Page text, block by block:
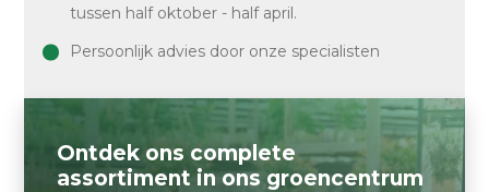
tussen half oktober - half april.
Persoonlijk advies door onze specialisten
Ontdek ons complete
assortiment in ons groencentrum